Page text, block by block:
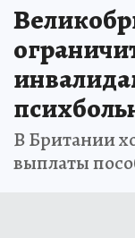
В Британии
выплаты